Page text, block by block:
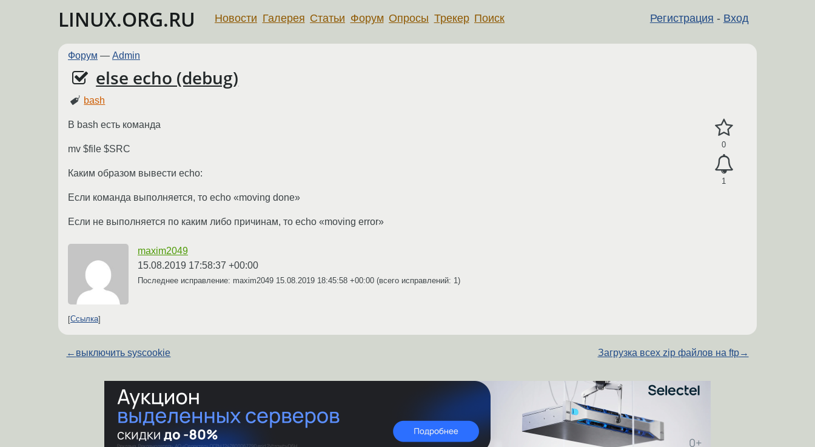
LINUX.ORG.RU Регистрация - Вход
Новости Галерея Статьи Форум Опросы Трекер Поиск
Форум — Admin
else echo (debug)
bash
0
1
В bash есть команда
mv $file $SRC
Каким образом вывести echo:
Если команда выполняется, то echo «moving done»
Если не выполняется по каким либо причинам, то echo «moving error»
maxim2049
15.08.2019 17:58:37 +00:00
Последнее исправление: maxim2049 15.08.2019 18:45:58 +00:00 (всего исправлений: 1)
Ссылка
← выключить syscookie Загрузка всех zip файлов на ftp→